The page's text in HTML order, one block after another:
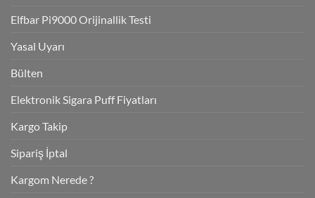
Elfbar Pi9000 Orijinallik Testi
Yasal Uyarı
Bülten
Elektronik Sigara Puff Fiyatları
Kargo Takip
Sipariş İptal
Kargom Nerede ?